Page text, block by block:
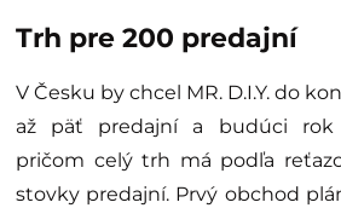
Trh pre 200 predajní
V Česku by chcel MR. D.I.Y. do
až päť predajní a budúci rok
pričom celý trh má podľa
stovky predajní. Prvý obchod